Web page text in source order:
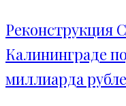
Реконструкция
Калининграде
миллиарда